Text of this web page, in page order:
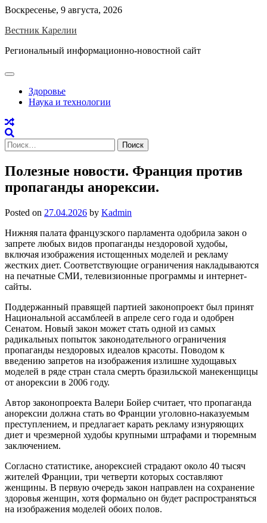
Skip
content
Воскресенье, 9 августа, 2026
Вестник Карелии
Региональный информационно-новостной сайт
Здоровье
Наука и технологии
Найти:
Полезные новости. Франция против
пропаганды анорексии.
Posted on 27.04.2026 by Kadmin
Нижняя палата французского парламента одобрила закон о
запрете любых видов пропаганды нездоровой худобы,
включая изображения истощенных моделей и рекламу
жестких диет. Соответствующие ограничения накладываются
на печатные СМИ, телевизионные программы и интернет-
сайты.
Поддержанный правящей партией законопроект был принят
Национальной ассамблеей в апреле сего года и одобрен
Сенатом. Новый закон может стать одной из самых
радикальных попыток законодательного ограничения
пропаганды нездоровых идеалов красоты. Поводом к
введению запретов на изображения излишне худощавых
моделей в ряде стран стала смерть бразильской манекенщицы
от анорексии в 2006 году.
Автор законопроекта Валери Бойер считает, что пропаганда
анорексии должна стать во Франции уголовно-наказуемым
преступлением, и предлагает карать рекламу изнуряющих
диет и чрезмерной худобы крупными штрафами и тюремным
заключением.
Согласно статистике, анорексией страдают около 40 тысяч
жителей Франции, три четверти которых составляют
женщины. В первую очередь закон направлен на сохранение
здоровья женщин, хотя формально он будет распространяться
на изображения моделей обоих полов.